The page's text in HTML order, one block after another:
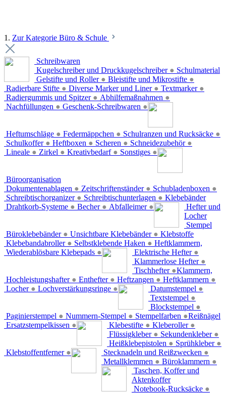
1. Zur Kategorie Büro & Schule
Schreibwaren
Kugelschreiber und Druckkugelschreiber ●
Gelstifte und Roller ● Bleistifte und Mikrostifte ●
Radierbare Stifte ● Diverse Marker und Liner ● Textmarker ●
Radiergummis und Spitzer ● Abhilfemaßnahmen ●
Nachfüllungen ● Geschenk-Schreibwaren ●
Schulmaterial
Heftumschläge ● Federmäppchen ● Schulranzen und Rucksäcke ●
Schulkoffer ● Heftboxen ● Scheren ● Schneidezubehör ●
Lineale ● Zirkel ● Kreativbedarf ● Sonstiges ●
Büroorganisation
Dokumentenablagen ● Zeitschriftenständer ● Schubladenboxen ●
Schreibtischorganizer ● Schreibtischunterlagen ●
Drahtkorb-Systeme ● Becher ● Abfalleimer ●
Klebebänder
Büroklebebänder ● Unsichtbare Klebebänder ●
Klebebandabroller ● Selbstklebende Haken ●
Wiederablösbare Klebepads ●
Hefter und
Locher
Elektrische Hefter ●
Klammerlose Hefter ●
Tischhefter ●
Hochleistungshafter ● Enthefter ● Heftzangen ● Heftklammern ●
Locher ● Lochverstärkungsringe ●
Stempel
Datumstempel ●
Textstempel ●
Blockstempel ●
Paginierstempel ● Nummern-Stempel ● Stempelfarben ●
Ersatzstempelkissen ●
Klebstoffe
Klebestifte ● Kleberoller ●
Flüssigkleber ● Sekundenkleber ●
Heißklebepistolen ● Sprühkleber ●
Klebstoffentferner ●
Heftklammern,
Klammern,
Reißnägel
Stecknadeln und Reißzwecken ●
Metallklemmen ● Büroklammern ●
Taschen, Koffer und
Aktenkoffer
Notebook-Rucksäcke ●